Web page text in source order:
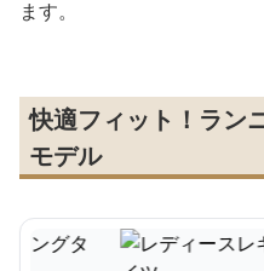
ます。
快適フィット！ラン
モデル